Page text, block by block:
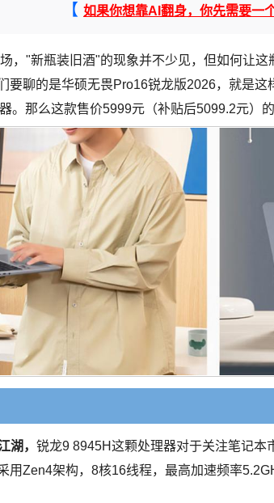
【 如果你想靠AI翻身，你先需要一
，"新瓶装旧酒"的现象并不少见，但如何让
要聊的是华硕无畏Pro16锐龙版2026，就是
。那么这款售价5999元（补贴后5099.2元）
湖， 锐龙9 8945H这颗处理器对于关注笔记本
用Zen4架构，8核16线程，最高加速频率